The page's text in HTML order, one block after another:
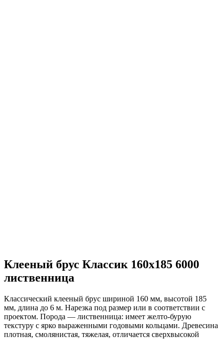
Клееный брус Классик 160x185 6000
лиственница
Классический клееный брус шириной 160 мм, высотой 185
мм, длина до 6 м. Нарезка под размер или в соответствии с
проектом. Порода — лиственница: имеет желто-бурую
текстуру с ярко выраженными годовыми кольцами. Древесина
плотная, смолянистая, тяжелая, отличается сверхвысокой